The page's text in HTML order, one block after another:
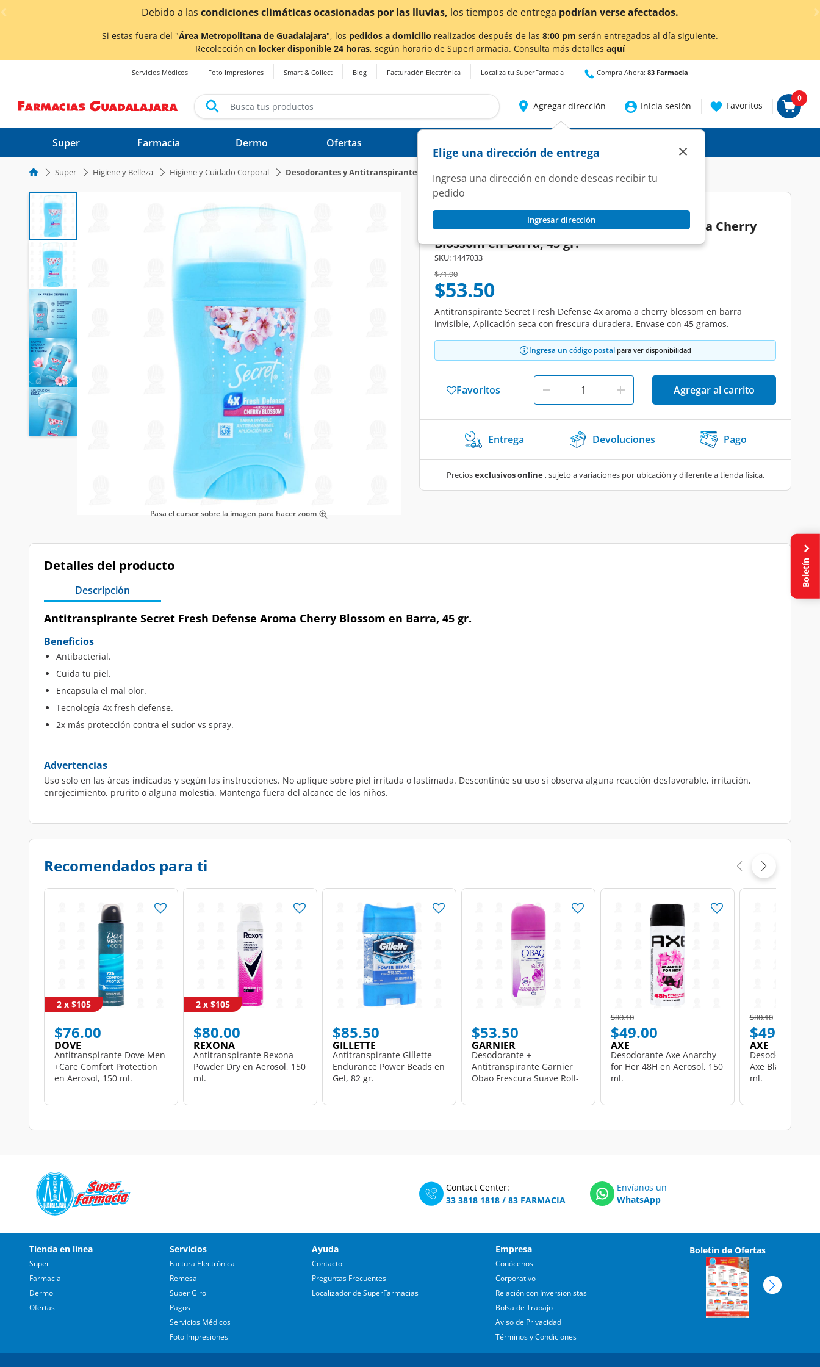
< div class="carousel-inner"> ¡Ahora también en Aguascalientes!Daclic aquípara conocer detalles.
Si estas fuera del "Área Metropolitana de Guadalajara", los pedidos a domicilio realizados después de las 8:00 pm serán entregados al día siguiente.
Recolección en locker disponible 24 horas, según horario de SuperFarmacia. Consulta más detalles aquí
Servicios Médicos Foto Impresiones Smart & Collect Blog Facturación Electrónica Localiza tu SuperFarmacia Compra Ahora: 83 Farmacia
Agregar dirección
Elige una dirección de entrega
Ingresa una dirección en donde deseas recibir tu
pedido
Ingresar dirección
×
Inicia sesión Favoritos
0
Super Farmacia Dermo Ofertas
Super Higiene y Belleza Higiene y Cuidado Corporal Desodorantes y Antitranspirantes
Pasa el cursor sobre la imagen para hacer zoom
SECRET
Antitranspirante Secret Fresh Defense Aroma Cherry
Blossom en Barra, 45 gr.
SKU: 1447033
Price reduced from
$71.90to
$53.50
Antitranspirante Secret Fresh Defense 4x aroma a cherry blossom en barra
invisible, Aplicación seca con frescura duradera. Envase con 45 gramos.
Ingresa un código postal para ver disponibilidad
Favoritos Agregar al carrito
Entrega Devoluciones Pago
Preciosexclusivos online, sujeto a variaciones por ubicación y diferente a tienda física.
Detalles del producto
Descripción
Antitranspirante Secret Fresh Defense Aroma Cherry Blossom en Barra, 45 gr.
Beneficios
Antibacterial.
Cuida tu piel.
Encapsula el mal olor.
Tecnología 4x fresh defense.
2x más protección contra el sudor vs spray.
Advertencias
Uso solo en las áreas indicadas y según las instrucciones. No aplique sobre piel irritada o lastimada. Descontinúe su uso si observa alguna reacción desfavorable, irritación,
enrojecimiento, prurito o alguna molestia. Mantenga fuera del alcance de los niños.
Recomendados para ti
$76.00
DOVE
Antitranspirante Dove Men
+Care Comfort Protection
en Aerosol, 150 ml.
2 x $105
$80.00
REXONA
Antitranspirante Rexona
Powder Dry en Aerosol, 150
ml.
2 x $105
$85.50
GILLETTE
Antitranspirante Gillette
Endurance Power Beads en
Gel, 82 gr.
$53.50
GARNIER
Desodorante +
Antitranspirante Garnier
Obao Frescura Suave Roll-
Price reduced from
$80.10to
$49.00
AXE
Desodorante Axe Anarchy
for Her 48H en Aerosol, 150
ml.
Price reduced from
$80.10to
$49.00
AXE
Desodorante
Axe Black en
ml.
Contact Center:
33 3818 1818 / 83 FARMACIA
Envíanos un
WhatsApp
Tienda en línea
Super
Farmacia
Dermo
Ofertas
Servicios
Factura Electrónica
Remesa
Super Giro
Pagos
Servicios Médicos
Foto Impresiones
Ayuda
Contacto
Preguntas Frecuentes
Localizador de SuperFarmacias
Empresa
Conócenos
Corporativo
Relación con Inversionistas
Bolsa de Trabajo
Aviso de Privacidad
Términos y Condiciones
Boletín de Ofertas
Boletín